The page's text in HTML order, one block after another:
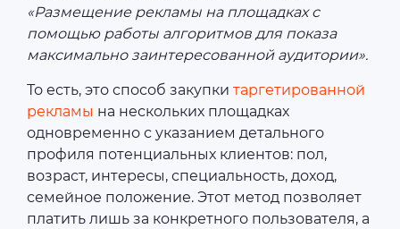
«Размещение рекламы на площадках с
помощью работы алгоритмов для показа
максимально заинтересованной аудитории».
То есть, это способ закупки таргетированной
рекламы на нескольких площадках
одновременно с указанием детального
профиля потенциальных клиентов: пол,
возраст, интересы, специальность, доход,
семейное положение. Этот метод позволяет
платить лишь за конкретного пользователя, а